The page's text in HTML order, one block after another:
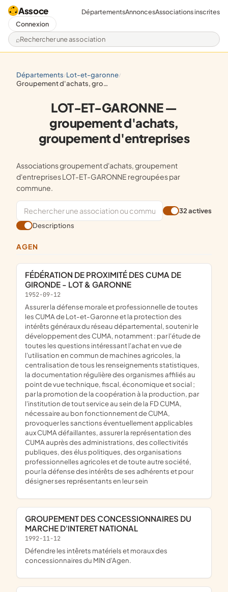
Assoce
Rechercher une association
DépartementsAnnoncesAssociations inscrites
Connexion
départements/ lot-et-garonne/
groupement d'achats, groupement d'entreprises
LOT-ET-GARONNE —
groupement d'achats,
groupement d'entreprises
Associations groupement d'achats, groupement
d'entreprises LOT-ET-GARONNE regroupées par
commune.
32 actives
Descriptions
AGEN
FÉDÉRATION DE PROXIMITÉ DES CUMA DE
GIRONDE - LOT & GARONNE
1952-09-12
assurer la défense morale et professionnelle de toutes
les CUMA de Lot-et-Garonne et la protection des
intérêts généraux du réseau départemental, soutenir le
développement des CUMA, notamment : par l'étude de
toutes les questions intéressant l'achat en vue de
l'utilisation en commun de machines agricoles, la
centralisation de tous les renseignements statistiques,
la documentation régulière des organismes affiliés au
point de vue technique, fiscal, économique et social ;
par la promotion de la coopération à la production, par
l'institution de tout service au sein de la FD CUMA,
nécessaire au bon fonctionnement de CUMA,
provoquer les sanctions éventuellement applicables
aux CUMA défaillantes, assurer la représentation des
CUMA auprès des administrations, des collectivités
publiques, des élus politiques, des organisations
professionnelles agricoles et de toute autre société,
pour la défense des intérêts de ses adhérents et pour
désigner ses représentants en leur sein
GROUPEMENT DES CONCESSIONNAIRES DU
MARCHE D'INTERET NATIONAL
1992-11-12
Défendre les intêrets matériels et moraux des
concessionnaires du MIN d'Agen.